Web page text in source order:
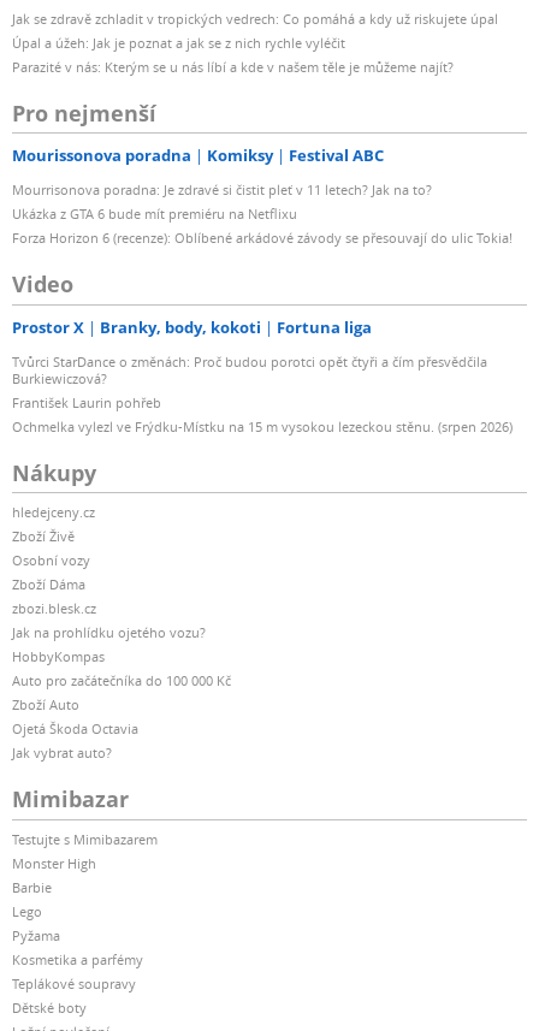
Jak se zdravě zchladit v tropických vedrech: Co pomáhá a kdy už riskujete úpal
Úpal a úžeh: Jak je poznat a jak se z nich rychle vyléčit
Parazité v nás: Kterým se u nás líbí a kde v našem těle je můžeme najít?
Pro nejmenší
Mourissonova poradna Komiksy Festival ABC
Mourrisonova poradna: Je zdravé si čistit pleť v 11 letech? Jak na to?
Ukázka z GTA 6 bude mít premiéru na Netflixu
Forza Horizon 6 (recenze): Oblíbené arkádové závody se přesouvají do ulic Tokia!
Video
Prostor X Branky, body, kokoti Fortuna liga
Tvůrci StarDance o změnách: Proč budou porotci opět čtyři a čím přesvědčila
Burkiewiczová?
František Laurin pohřeb
Ochmelka vylezl ve Frýdku-Místku na 15 m vysokou lezeckou stěnu. (srpen 2026)
Nákupy
hledejceny.cz
Zboží Živě
Osobní vozy
Zboží Dáma
zbozi.blesk.cz
Jak na prohlídku ojetého vozu?
HobbyKompas
Auto pro začátečníka do 100 000 Kč
Zboží Auto
Ojetá Škoda Octavia
Jak vybrat auto?
Mimibazar
Testujte s Mimibazarem
Monster High
Barbie
Lego
Pyžama
Kosmetika a parfémy
Teplákové soupravy
Dětské boty